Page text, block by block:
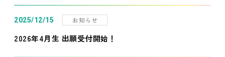
2025/12/15 お知らせ
2026年4月生 出願受付開始！